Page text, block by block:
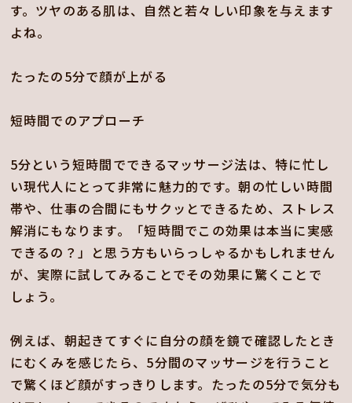
す。ツヤのある肌は、自然と若々しい印象を与えます
よね。
たったの5分で顔が上がる
短時間でのアプローチ
5分という短時間でできるマッサージ法は、特に忙し
い現代人にとって非常に魅力的です。朝の忙しい時間
帯や、仕事の合間にもサクッとできるため、ストレス
解消にもなります。「短時間でこの効果は本当に実感
できるの？」と思う方もいらっしゃるかもしれません
が、実際に試してみることでその効果に驚くことで
しょう。
例えば、朝起きてすぐに自分の顔を鏡で確認したとき
にむくみを感じたら、5分間のマッサージを行うこと
で驚くほど顔がすっきりします。たったの5分で気分も